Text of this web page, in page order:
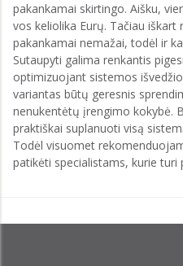
pakankamai skirtingo. Aišku,
vos keliolika Eurų. Tačiau
pakankamai nemažai, todėl ir
Sutaupyti galima renkantis
optimizuojant sistemos
variantas būtų geresnis
nenukentėtų įrengimo kokybė.
praktiškai suplanuoti visą
Todėl visuomet
patikėti specialistams, kurie